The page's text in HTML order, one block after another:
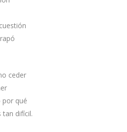
ceder
por qué
tan difícil.